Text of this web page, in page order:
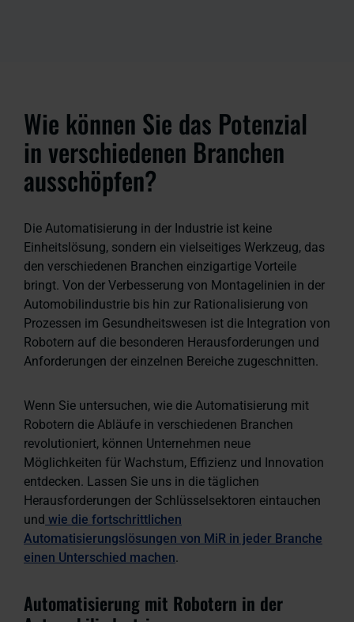
Wie können Sie das Potenzial
in verschiedenen Branchen
ausschöpfen?
Die Automatisierung in der Industrie ist keine
Einheitslösung, sondern ein vielseitiges Werkzeug, das
den verschiedenen Branchen einzigartige Vorteile
bringt. Von der Verbesserung von Montagelinien in der
Automobilindustrie bis hin zur Rationalisierung von
Prozessen im Gesundheitswesen ist die Integration von
Robotern auf die besonderen Herausforderungen und
Anforderungen der einzelnen Bereiche zugeschnitten.
Wenn Sie untersuchen, wie die Automatisierung mit
Robotern die Abläufe in verschiedenen Branchen
revolutioniert, können Unternehmen neue
Möglichkeiten für Wachstum, Effizienz und Innovation
entdecken. Lassen Sie uns in die täglichen
Herausforderungen der Schlüsselsektoren eintauchen
und wie die fortschrittlichen
Automatisierungslösungen von MiR in jeder Branche
einen Unterschied machen.
Automatisierung mit Robotern in der